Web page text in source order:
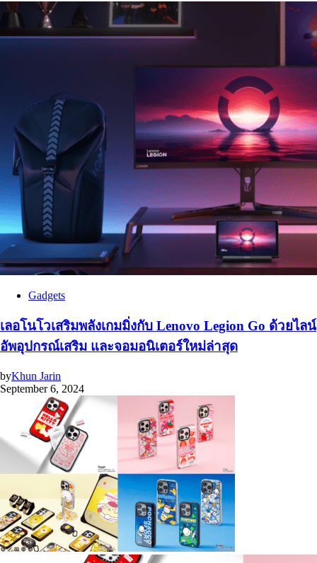
Gadgets
เลอโนโวเสริมพลังเกมมิ่งกับ Lenovo Legion Go ด้วยไลน์
อัพอุปกรณ์เสริม และจอมอนิเตอร์ใหม่ล่าสุด
byKhun Jarin
September 6, 2024